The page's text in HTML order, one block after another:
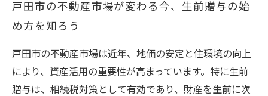
の買い替え戦略とは？
生前贈与と買い替えの最適な時期を見極め、戸
田市で安心資産運用を行うまでのストーリー
戸田市の不動産売買相談で知るべき専門家への
ポイント
戸田市の不動産市場が変わる今、生前贈与の始
め方を知ろう
戸田市の不動産市場は近年、地価の安定と住環境の向上
により、資産活用の重要性が高まっています。特に生前
贈与は、相続税対策として有効であり、財産を生前に次